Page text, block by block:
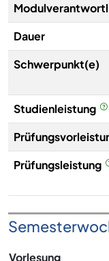
Dauer
Schwerpunkt(e)
Studienleistung
Prüfungsleistung
Vorlesung